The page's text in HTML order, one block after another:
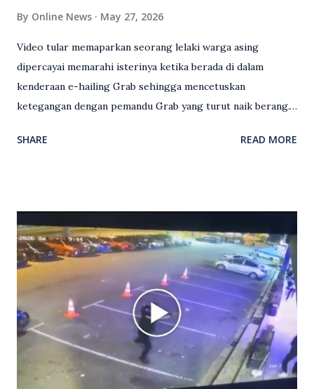
By Online News May 27, 2026
Video tular memaparkan seorang lelaki warga asing
dipercayai memarahi isterinya ketika berada di dalam
kenderaan e-hailing Grab sehingga mencetuskan
ketegangan dengan pemandu Grab yang turut naik berang.
antara seorang lelaki warga asing dengan pemandu Grab
Grab bertindak mempertahankan wanita terbabit sebelum
berlaku pertikaman lidah antara kedua-dua pihak. Video
berkenaan kini tular di media sosial dan mendapat pelbagai
reaksi orang ramai. Antara komen orang awam yang tular di
media sosial mengenai insiden tersebut ialah ramai yang
meluahkan rasa marah terhadap tindakan lelaki berkenaan
serta memuji pemandu Grab kerana campur tangan.
Sebahagian netizen turut meminta pihak berkuasa
mengambil tindakan tegas, manakala ada yang bersimpati
SHARE READ MORE